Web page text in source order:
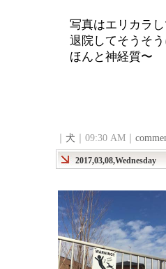
写真はエリカラ
退院してそうそ
ほんと神経質〜
犬 ｜09:30 AM｜
2017,03,08,Wednesday